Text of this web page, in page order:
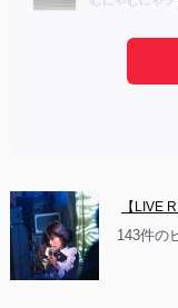
【LIVE
143件の